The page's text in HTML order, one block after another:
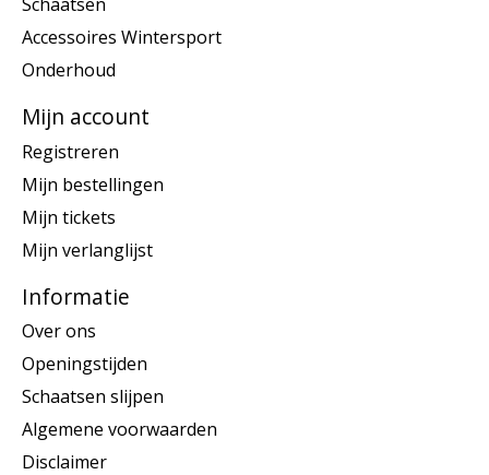
Accessoires Wintersport
Onderhoud
Mijn account
Registreren
Mijn bestellingen
Mijn tickets
Mijn verlanglijst
Informatie
Over ons
Openingstijden
Schaatsen slijpen
Algemene voorwaarden
Disclaimer